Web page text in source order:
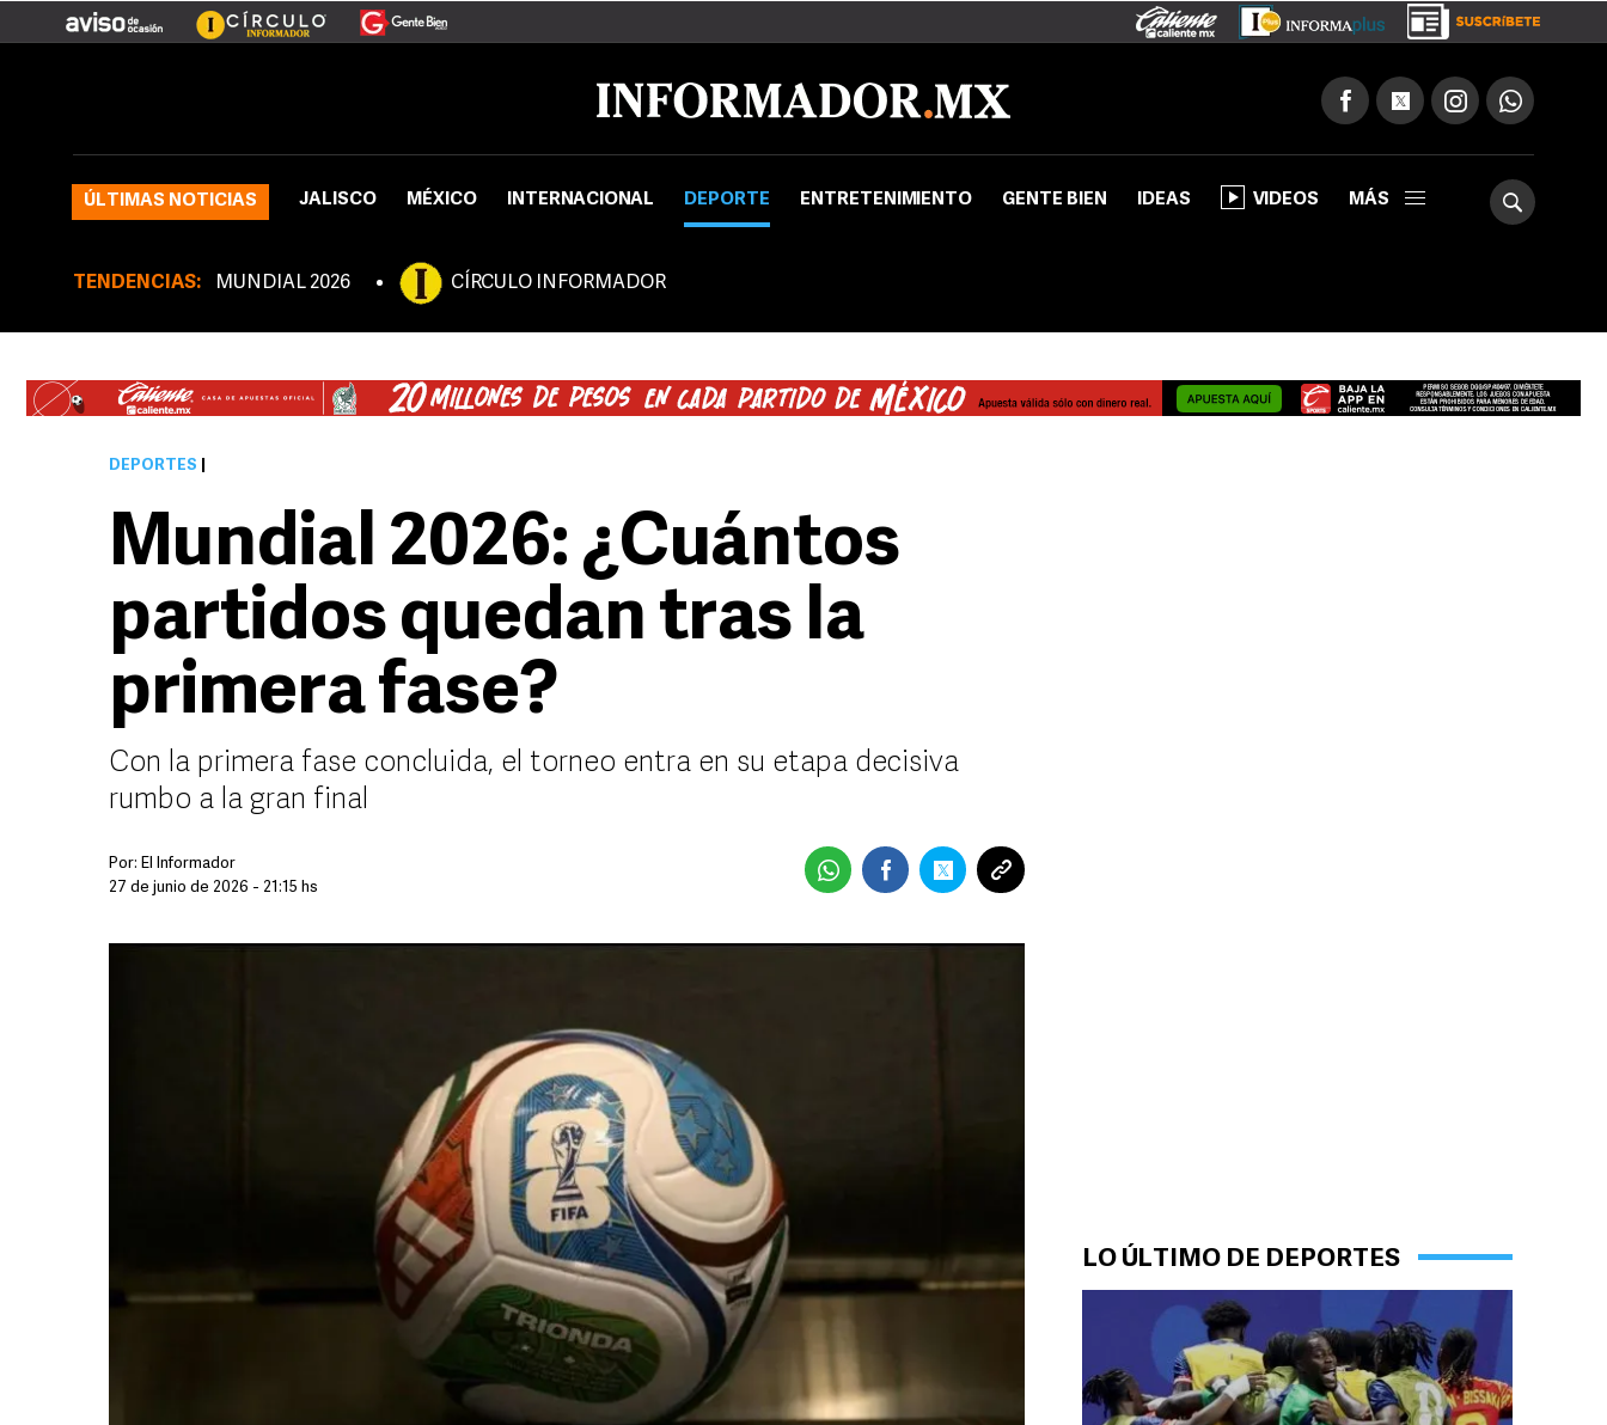
ÚLTIMAS NOTICIAS JALISCO MÉXICO INTERNACIONAL DEPORTE ENTRETENIMIENTO GENTE BIEN IDEAS VIDEOS MÁS
TENDENCIAS: MUNDIAL 2026 CÍRCULO INFORMADOR
LO ÚLTIMO DE DEPORTES
DEPORTES
Mundial 2026: ¿Cuántos
partidos quedan tras la
primera fase?
Con la primera fase concluida, el torneo entra en su etapa decisiva
rumbo a la gran final
Por: El Informador
27 de junio de 2026 - 21:15 hs